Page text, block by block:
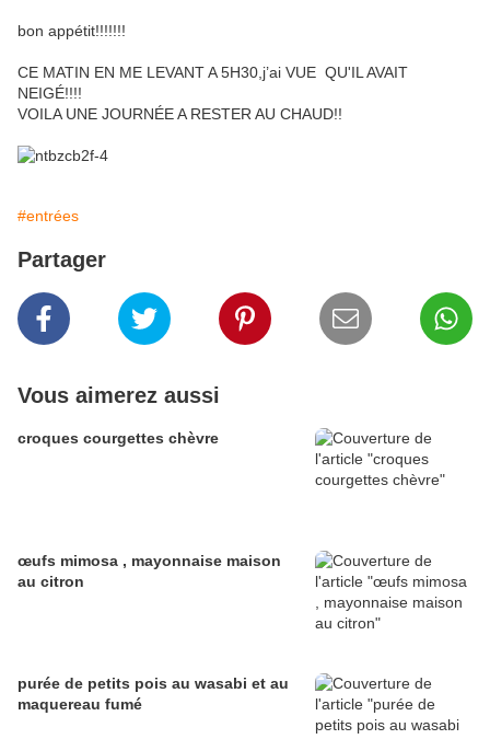
bon appétit!!!!!!!
CE MATIN EN ME LEVANT A 5H30,j’ai VUE QU'IL AVAIT
NEIGÉ!!!!
VOILA UNE JOURNÉE A RESTER AU CHAUD!!
#entrées
Partager
Vous aimerez aussi
croques courgettes chèvre
œufs mimosa , mayonnaise maison
au citron
purée de petits pois au wasabi et au
maquereau fumé